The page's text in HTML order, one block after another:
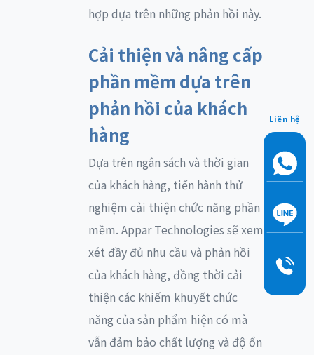
hợp dựa trên những phản hồi này.
Cải thiện và nâng cấp
phần mềm dựa trên
phản hồi của khách
hàng
Dựa trên ngân sách và thời gian
của khách hàng, tiến hành thử
nghiệm cải thiện chức năng phần
mềm. Appar Technologies sẽ xem
xét đầy đủ nhu cầu và phản hồi
của khách hàng, đồng thời cải
thiện các khiếm khuyết chức
năng của sản phẩm hiện có mà
vẫn đảm bảo chất lượng và độ ổn
Liên hệ